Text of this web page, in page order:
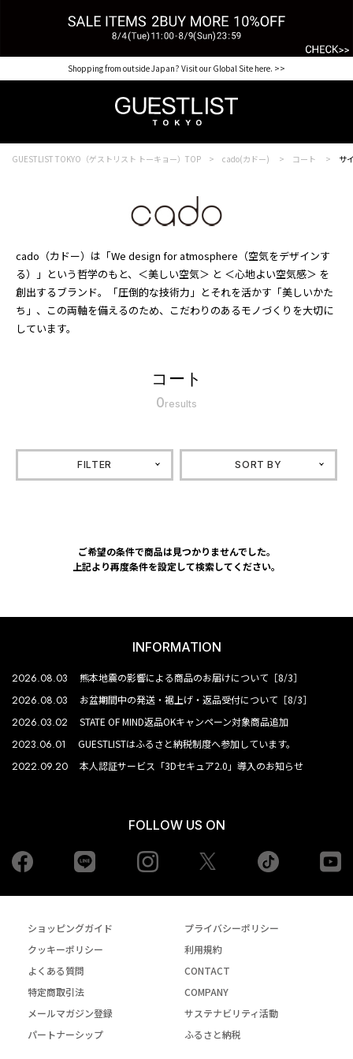
Shopping from outside Japan? Visit our Global Site here. >>
GUESTLIST TOKYO（ゲストリスト トーキョー）TOP cado(カドー) コート サ
cado（カドー）は「We design for atmosphere（空気をデザインす
る）」という哲学のもと、＜美しい空気＞ と ＜心地よい空気感＞ を
創出するブランド。「圧倒的な技術力」とそれを活かす「美しいかた
ち」、この両軸を備えるのため、こだわりのあるモノづくりを大切に
しています。
コート
0results
FILTER SORT BY
ご希望の条件で商品は見つかりませんでした。
上記より再度条件を設定して検索してください。
INFORMATION
2026.08.03 熊本地震の影響による商品のお届けについて［8/3］
2026.08.03 お盆期間中の発送・裾上げ・返品受付について［8/3］
2026.03.02 STATE OF MIND返品OKキャンペーン対象商品追加
2023.06.01 GUESTLISTはふるさと納税制度へ参加しています。
2022.09.20 本人認証サービス「3Dセキュア2.0」導入のお知らせ
FOLLOW US ON
Facebook Instagram tiktok
ショッピングガイド
プライバシーポリシー
クッキーポリシー
利用規約
よくある質問
CONTACT
特定商取引法
COMPANY
メールマガジン登録
サステナビリティ活動
パートナーシップ
ふるさと納税